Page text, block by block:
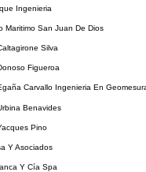
Ingenieria
Maritimo San Juan De Dios
Silva
Figueroa
Carvallo Ingenieria En
Benavides
Pino
Y Asociados
Y Cía Spa